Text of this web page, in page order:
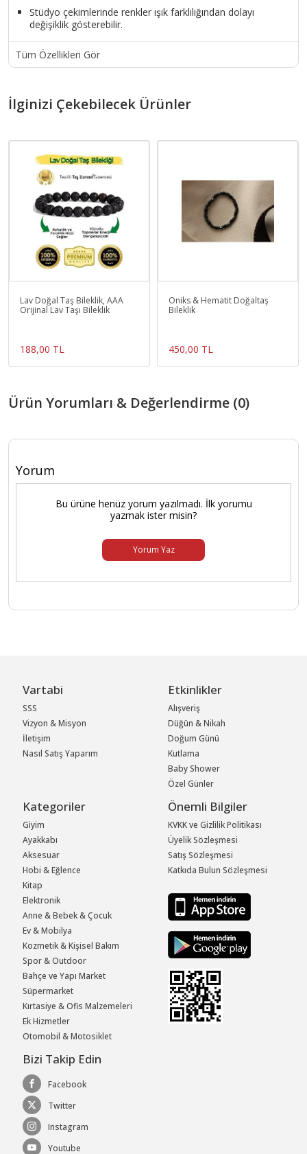
Stüdyo çekimlerinde renkler ışık farklılığından dolayı
değişiklik gösterebilir.
Tüm Özellikleri Gör
İlginizi Çekebilecek Ürünler
Lav Doğal Taş Bileklik, AAA
Orijinal Lav Taşı Bileklik
188,00 TL
Oniks & Hematit Doğaltaş
Bileklik
450,00 TL
Ürün Yorumları & Değerlendirme (0)
Yorum
Bu ürüne henüz yorum yazılmadı. İlk yorumu
yazmak ister misin?
Yorum Yaz
Vartabi
SSS
Vizyon & Misyon
İletişim
Nasıl Satış Yaparım
Etkinlikler
Alışveriş
Düğün & Nikah
Doğum Günü
Kutlama
Baby Shower
Özel Günler
Kategoriler
Giyim
Ayakkabı
Aksesuar
Hobi & Eğlence
Kitap
Elektronik
Anne & Bebek & Çocuk
Ev & Mobilya
Kozmetik & Kişisel Bakım
Spor & Outdoor
Bahçe ve Yapı Market
Süpermarket
Kırtasiye & Ofis Malzemeleri
Ek Hizmetler
Otomobil & Motosiklet
Önemli Bilgiler
KVKK ve Gizlilik Politikası
Üyelik Sözleşmesi
Satış Sözleşmesi
Katkıda Bulun Sözleşmesi
Bizi Takip Edin
Facebook
Twitter
Instagram
Youtube